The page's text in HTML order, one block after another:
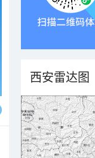
西安雷达图